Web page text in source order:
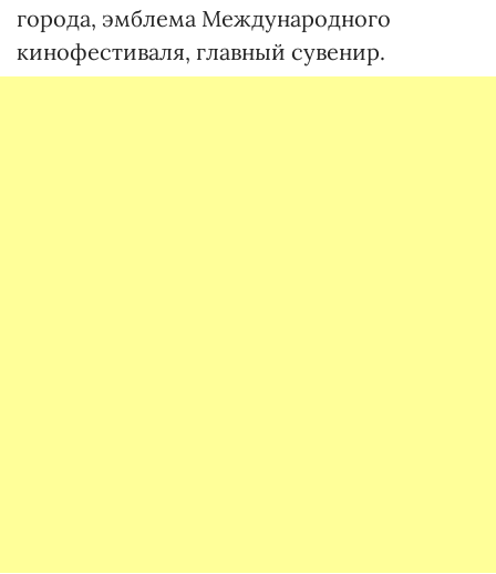
города, эмблема Международного
кинофестиваля, главный сувенир.